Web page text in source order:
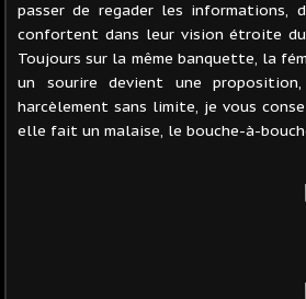
passer de regader les informations,
confortent dans leur vision étroite
Toujours sur la même banquette, la
un sourire devient une
harcèlement sans limite, je vous
elle fait un malaise, le bouche-à-